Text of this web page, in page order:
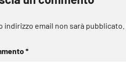
indirizzo email non sarà pubblicato.
*